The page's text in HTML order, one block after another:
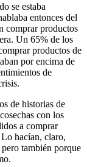
se estaba
entonces del
comprar productos
Un 65% de los
productos de
por encima de
de
de historias de
con los
a comprar
hacían, claro,
también porque